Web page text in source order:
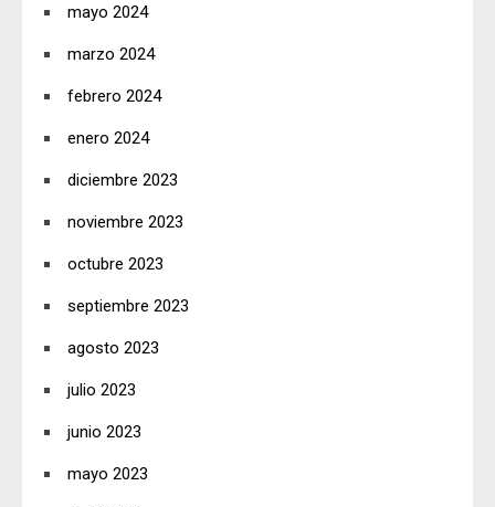
mayo 2024
marzo 2024
febrero 2024
enero 2024
diciembre 2023
noviembre 2023
octubre 2023
septiembre 2023
agosto 2023
julio 2023
junio 2023
mayo 2023